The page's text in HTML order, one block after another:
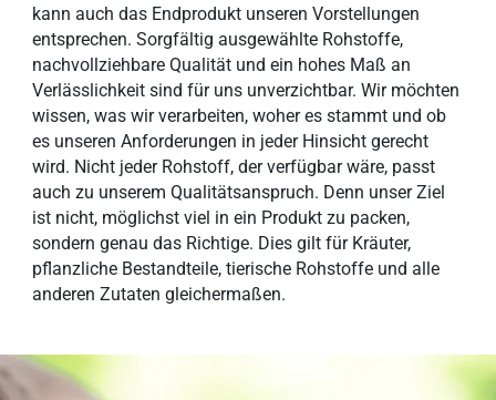
kann auch das Endprodukt unseren Vorstellungen
entsprechen. Sorgfältig ausgewählte Rohstoffe,
nachvollziehbare Qualität und ein hohes Maß an
Verlässlichkeit sind für uns unverzichtbar. Wir möchten
wissen, was wir verarbeiten, woher es stammt und ob
es unseren Anforderungen in jeder Hinsicht gerecht
wird. Nicht jeder Rohstoff, der verfügbar wäre, passt
auch zu unserem Qualitätsanspruch. Denn unser Ziel
ist nicht, möglichst viel in ein Produkt zu packen,
sondern genau das Richtige. Dies gilt für Kräuter,
pflanzliche Bestandteile, tierische Rohstoffe und alle
anderen Zutaten gleichermaßen.